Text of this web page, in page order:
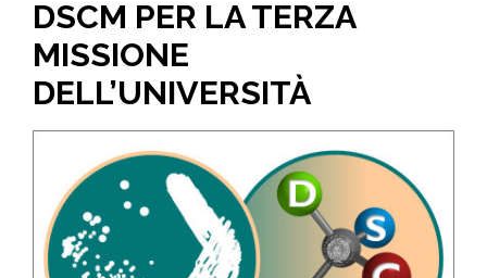
DSCM PER LA TERZA
MISSIONE
DELL’UNIVERSITÀ